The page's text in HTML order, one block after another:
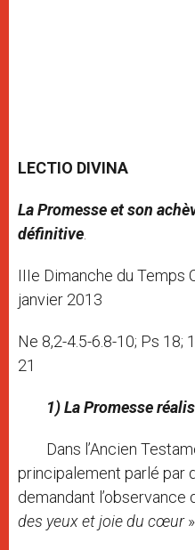
LECTIO DIVINA
La Promesse et son
définitive
IIIe Dimanche du Temps
janvier 2013
Ne 8,2-4.5-6.8-10; Ps 18;
21
1) La Promesse
Dans l’Ancien
principalement parlé par
demandant l’observance
des yeux et joie du cœur